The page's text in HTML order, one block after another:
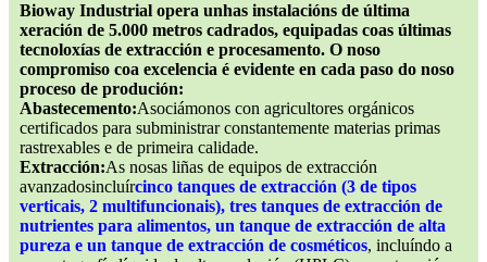
Bioway Industrial opera unhas instalacións de última
xeración de 5.000 metros cadrados, equipadas coas últimas
tecnoloxías de extracción e procesamento. O noso
compromiso coa excelencia é evidente en cada paso do noso
proceso de produción:
Abastecemento:Asociámonos con agricultores orgánicos
certificados para subministrar constantemente materias primas
rastrexables e de primeira calidade.
Extracción:As nosas liñas de equipos de extracción
avanzadosincluírcinco tanques de extracción (3 de tipos
verticais, 2 multifuncionais), tres tanques de extracción de
nutrientes para alimentos, un tanque de extracción de alta
pureza e un tanque de extracción de cosméticos, incluíndo a